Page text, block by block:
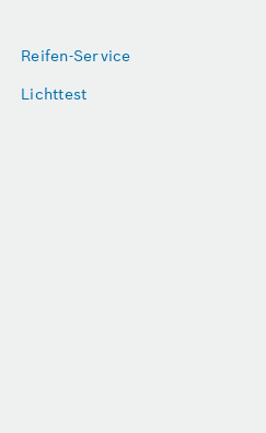
Reifen-Service
Lichttest